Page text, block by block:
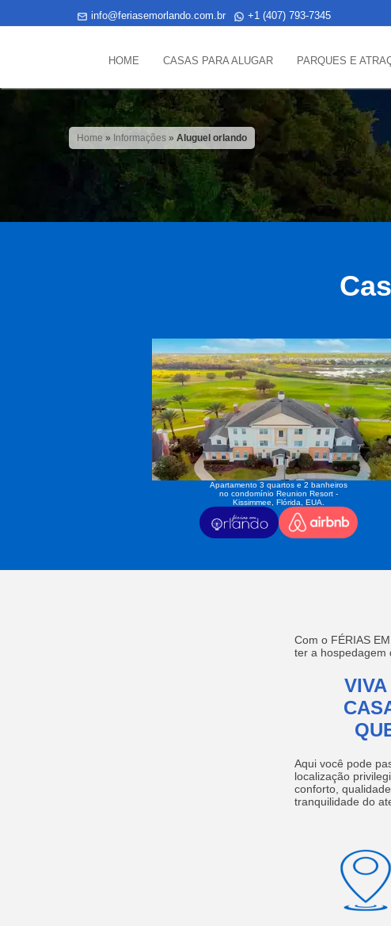
info@feriasemorlando.com.br +1 (407) 793-7345
HOME CASAS PARA ALUGAR PARQUES E
Home » Informações »Aluguel orlando
Apartamento 3 quartos e 2 banheiros
no condomínio Reunion Resort -
Kissimmee, Flórida, EUA.
Com o FÉRIAS
ter a hospedagem
Aqui você pode
localização
conforto,
tranquilidade do